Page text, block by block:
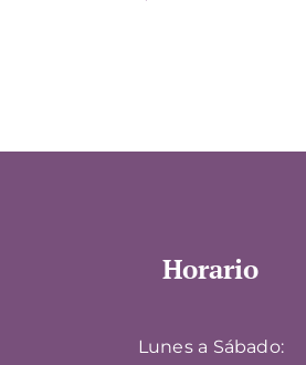
Horario
Lunes a Sábado: